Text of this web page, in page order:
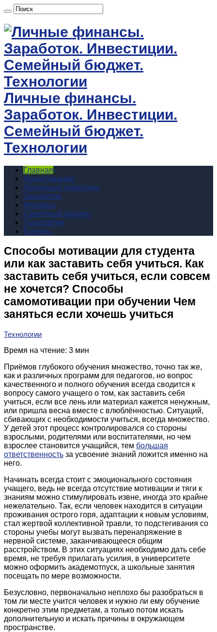
Личные финансы.
Заработок. Инвестиции.
Семейный бюджет.
Технологии
Главная
Кредитование
Денежные переводы
Заработок
Финансы
Семейный бюджет
Технологии
Бренды
Способы мотивации для студента
или как заставить себя учиться. Как
заставить себя учиться, если совсем
не хочется? Способы
самомотивации при обучении Чем
заняться если хочешь учиться
Технологии
Время на чтение: 3 мин
Приёмов глубокого обучения множество, точно так же,
как и различных программ для педагогов, но вопрос
качественного и полного обучения всегда сводится к
вопросу самого учащего о том, как заставить себя
учиться, если все лень или материал кажется ненужным,
или пришла весна вместе с влюблённостью. Ситуаций,
сбивающих с необходимости учиться, всегда множество.
У детей этот процесс контролировался со стороны
взрослыми, родителями или воспитателями, но чем
взрослее становится учащийся, тем большая
ответственность за усвоение знаний ложится именно на
него.
Начинать всегда стоит с эмоционального состояния
учащего, ведь не всегда отсутствие мотивации и тяги к
знаниям можно стимулировать извне, иногда это крайне
нежелательно. Так, если человек находится в ситуации
проживания острого горя, адаптации к новым условиям,
стал жертвой коллективной травли, то подстегивания со
стороны учебы могут вызвать перенапряжение в
нервной системе, заканчивающееся общим
расстройством. В этих ситуациях необходимо дать себе
время, не требуя прилагать усилия, в университете
можно оформить академотпуск, а школьные занятия
посещать по мере возможности.
Безусловно, первоначально неплохо бы разобраться в
том ли месте учится человек и нужно ли ему обучение
конкретно этим предметам, а только потом искать
дополнительную и искать причины в окружающем
пространстве.